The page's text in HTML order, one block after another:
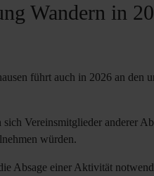
Wandern in
führt auch in 2026 an den
Vereinsmitglieder anderer
würden.
Absage einer Aktivität